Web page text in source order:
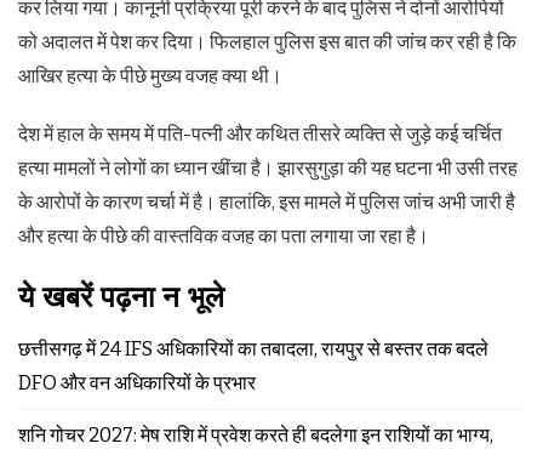
कर लिया गया। कानूनी प्रक्रिया पूरी करने के बाद पुलिस ने दोनों आरोपियों
को अदालत में पेश कर दिया। फिलहाल पुलिस इस बात की जांच कर रही है कि
आखिर हत्या के पीछे मुख्य वजह क्या थी।
देश में हाल के समय में पति-पत्नी और कथित तीसरे व्यक्ति से जुड़े कई चर्चित
हत्या मामलों ने लोगों का ध्यान खींचा है। झारसुगुड़ा की यह घटना भी उसी तरह
के आरोपों के कारण चर्चा में है। हालांकि, इस मामले में पुलिस जांच अभी जारी है
और हत्या के पीछे की वास्तविक वजह का पता लगाया जा रहा है।
ये खबरें पढ़ना न भूले
छत्तीसगढ़ में 24 IFS अधिकारियों का तबादला, रायपुर से बस्तर तक बदले
DFO और वन अधिकारियों के प्रभार
शनि गोचर 2027: मेष राशि में प्रवेश करते ही बदलेगा इन राशियों का भाग्य,